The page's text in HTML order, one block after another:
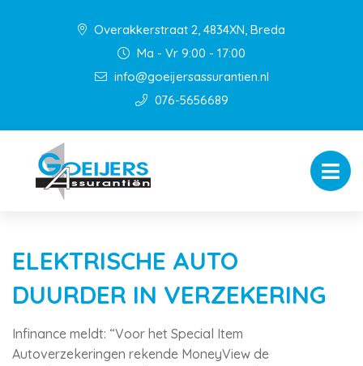
Overakkerstraat 2, 4834XN, Breda
Ma - Vr 9:00 - 17:00
info@goeijersassurantien.nl
076-5656689
ELEKTRISCHE AUTO
DUURDER IN VERZEKERING
Infinance meldt: “Voor het Special Item
Autoverzekeringen rekende MoneyView de